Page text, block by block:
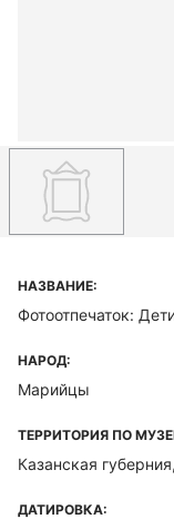
НАЗВАНИЕ:
Фотоотпечаток:
НАРОД:
Марийцы
ТЕРРИТОРИЯ ПО
Казанская
ДАТИРОВКА: